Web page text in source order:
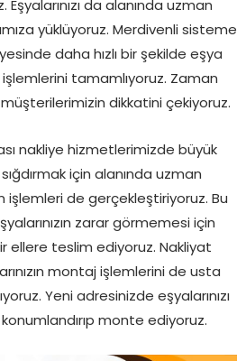
da alanında uzman
yüklüyoruz. Merdivenli sisteme
daha hızlı bir şekilde eşya
tamamlıyoruz. Zaman
dikkatini çekiyoruz.
nakliye hizmetlerimizde büyük
için alanında uzman
de gerçekleştiriyoruz. Bu
zarar görmemesi için
ellere teslim ediyoruz. Nakliyat
montaj işlemlerini de usta
Yeni adresinizde eşyalarınızı
monte ediyoruz.